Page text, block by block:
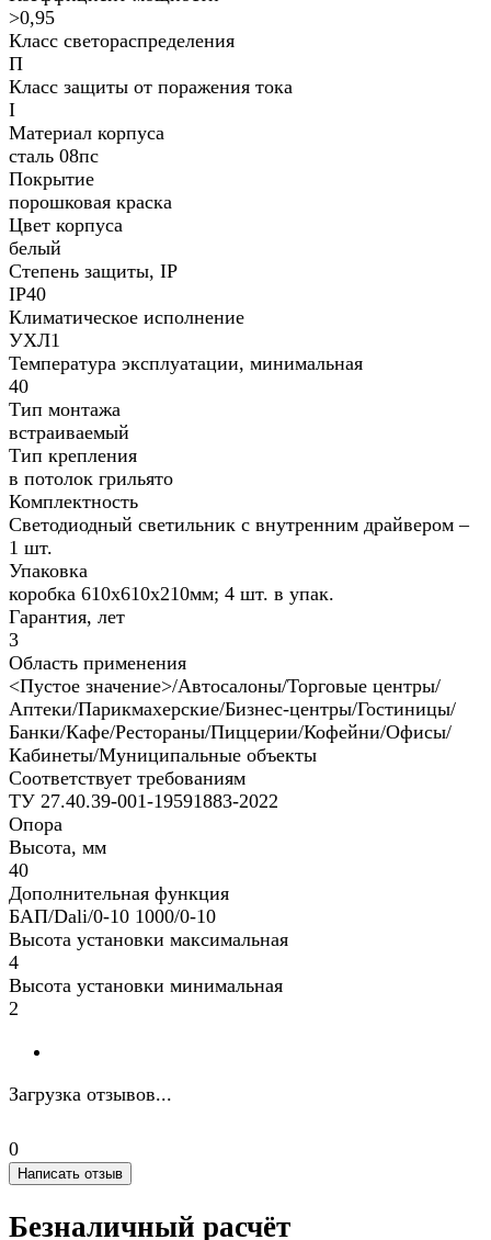
>0,95
Класс светораспределения
П
Класс защиты от поражения тока
I
Материал корпуса
сталь 08пс
Покрытие
порошковая краска
Цвет корпуса
белый
Степень защиты, IP
IP40
Климатическое исполнение
УХЛ1
Температура эксплуатации, минимальная
40
Тип монтажа
встраиваемый
Тип крепления
в потолок грильято
Комплектность
Светодиодный светильник с внутренним драйвером –
1 шт.
Упаковка
коробка 610х610х210мм; 4 шт. в упак.
Гарантия, лет
3
Область применения
<Пустое значение>/Автосалоны/Торговые центры/
Аптеки/Парикмахерские/Бизнес-центры/Гостиницы/
Банки/Кафе/Рестораны/Пиццерии/Кофейни/Офисы/
Кабинеты/Муниципальные объекты
Соответствует требованиям
ТУ 27.40.39-001-19591883-2022
Опора
Высота, мм
40
Дополнительная функция
БАП/Dali/0-10 1000/0-10
Высота установки максимальная
4
Высота установки минимальная
2
Загрузка отзывов...
0
Написать отзыв
Безналичный расчёт